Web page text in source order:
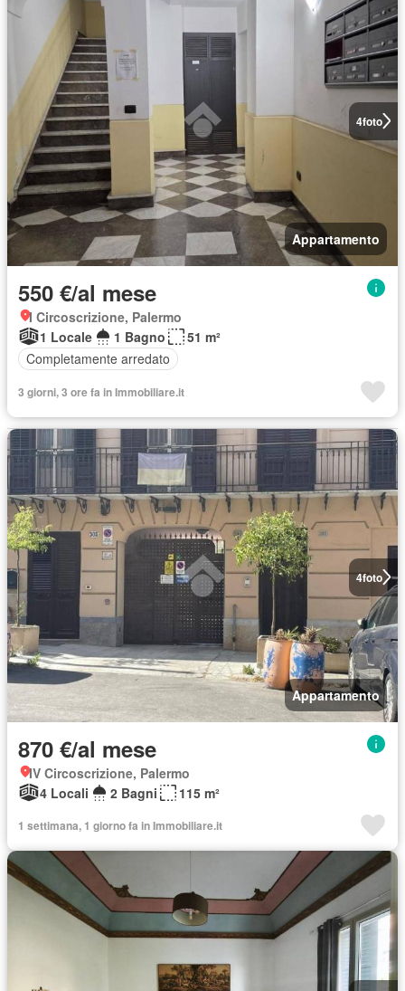
4foto
Appartamento
550 €/al mese
I Circoscrizione, Palermo
1 Locale
1 Bagno
51 m²
Completamente arredato
3 giorni, 3 ore fa in Immobiliare.it
4foto
Appartamento
870 €/al mese
IV Circoscrizione, Palermo
4 Locali
2 Bagni 115 m²
1 settimana, 1 giorno fa in Immobiliare.it